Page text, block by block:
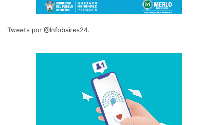
Tweets por @Infobaires24.